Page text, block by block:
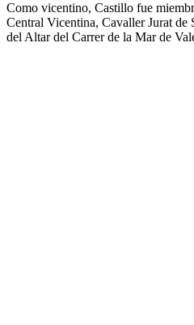
Como vicentino, Castillo fue
Central Vicentina, Cavaller Jurat
del Altar del Carrer de la Mar de